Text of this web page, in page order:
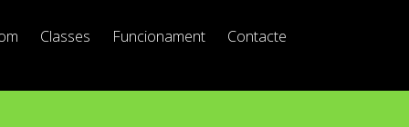
Classes Funcionament Contacte